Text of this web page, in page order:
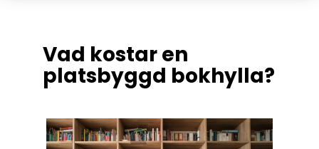
Vad kostar en
platsbyggd bokhylla?